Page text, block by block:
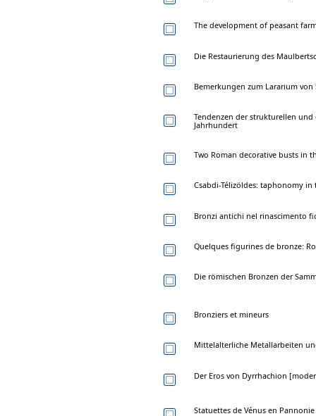
The development of peasant
Die Restaurierung des
Bemerkungen zum Lararium
Tendenzen der strukturellen
Jahrhundert
Two Roman decorative busts in
Csabdi-Télizöldes: taphonomy
Bronzi antichi nel rinascimento
Quelques figurines de bronze:
Die römischen Bronzen der
Bronziers et mineurs
Mittelalterliche Metallarbeiten
Der Eros von Dyrrhachion
Statuettes de Vénus en Pannonie